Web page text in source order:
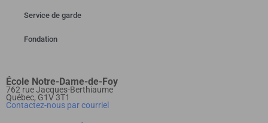
Service de garde
Fondation
École Notre-Dame-de-Foy
762 rue Jacques-Berthiaume
Québec, G1V 3T1
Contactez-nous par courriel